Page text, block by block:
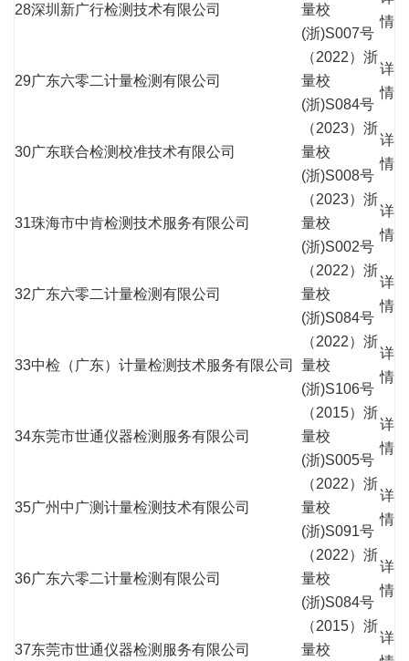
28深圳新广行检测技术有限公司
量校
(浙)S007号
情
29广东六零二计量检测有限公司
（2022）浙
量校
(浙)S084号
详
情
30广东联合检测校准技术有限公司
（2023）浙
量校
(浙)S008号
详
情
31珠海市中肯检测技术服务有限公司
（2023）浙
量校
(浙)S002号
详
情
32广东六零二计量检测有限公司
（2022）浙
量校
(浙)S084号
详
情
33中检（广东）计量检测技术服务有限公司
（2022）浙
量校
(浙)S106号
详
情
34东莞市世通仪器检测服务有限公司
（2015）浙
量校
(浙)S005号
详
情
35广州中广测计量检测技术有限公司
（2022）浙
量校
(浙)S091号
详
情
36广东六零二计量检测有限公司
（2022）浙
量校
(浙)S084号
详
情
37东莞市世通仪器检测服务有限公司
（2015）浙
量校
详